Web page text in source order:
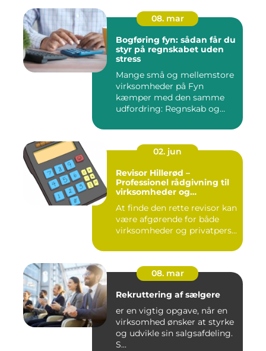
08. mar
Bogføring fyn: sådan får du
styr på regnskabet uden
stress
Mange små og mellemstore
virksomheder på Fyn
kæmper med den samme
udfordring: Regnskab og
02. jun
Revisor Hillerød –
Professionel rådgivning til
virksomheder og
At finde den rette revisor kan
være afgørende for både
virksomheder og privatpers...
08. mar
Rekruttering af sælgere
er en vigtig opgave, når en
virksomhed ønsker at styrke
og udvikle sin salgsafdeling.
S...